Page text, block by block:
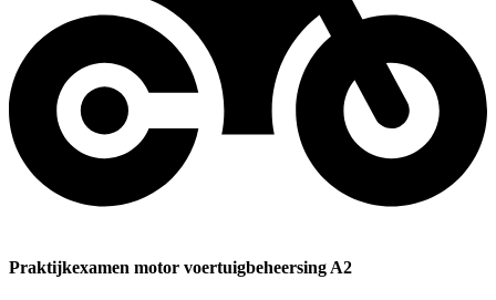
Praktijkexamen motor voertuigbeheersing A2